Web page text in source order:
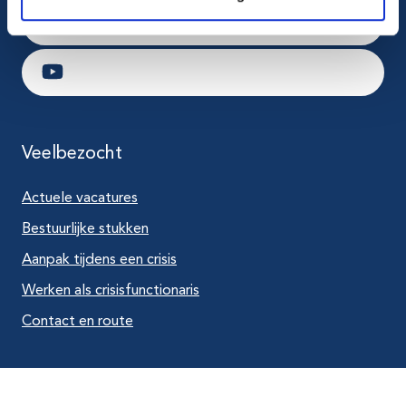
Ga naar Youtube
Veelbezocht
Actuele vacatures
Bestuurlijke stukken
Aanpak tijdens een crisis
Werken als crisisfunctionaris
Contact en route